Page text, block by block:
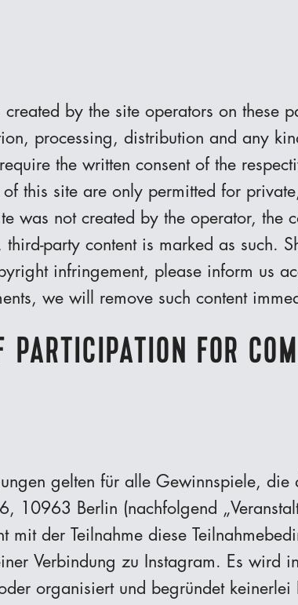
created by the site operators on these
processing, distribution and any
the written consent of the
this site are only permitted for
was not created by the operator, the
party content is marked as such.
infringement, please inform us
we will remove such content
PARTICIPATION FOR
gelten für alle Gewinnspiele, die
10963 Berlin (nachfolgend
mit der Teilnahme diese
Verbindung zu Instagram. Es wird
organisiert und begründet keinerlei